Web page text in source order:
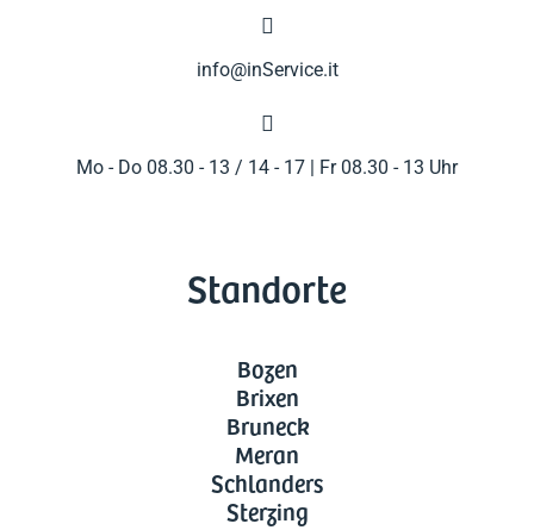

info@inService.it

Mo - Do 08.30 - 13 / 14 - 17 | Fr 08.30 - 13 Uhr
Standorte
Bozen
Brixen
Bruneck
Meran
Schlanders
Sterzing